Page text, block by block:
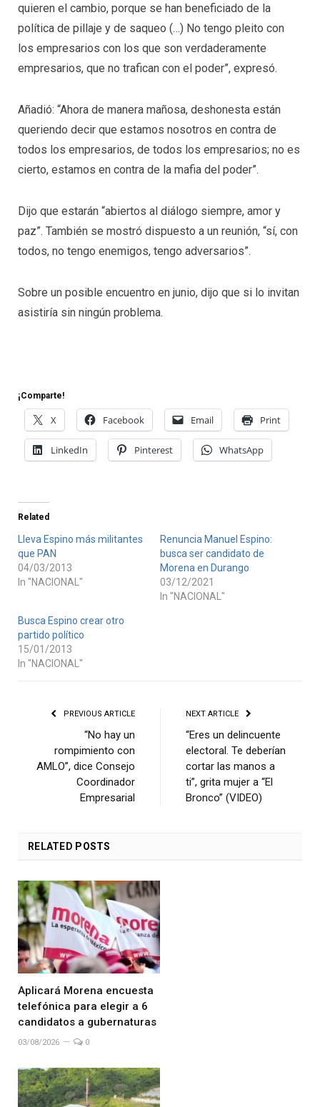
quieren el cambio, porque se han beneficiado de la
política de pillaje y de saqueo (…) No tengo pleito con
los empresarios con los que son verdaderamente
empresarios, que no trafican con el poder”, expresó.
Añadió: “Ahora de manera mañosa, deshonesta están
queriendo decir que estamos nosotros en contra de
todos los empresarios, de todos los empresarios; no es
cierto, estamos en contra de la mafia del poder”.
Dijo que estarán “abiertos al diálogo siempre, amor y
paz”. También se mostró dispuesto a un reunión, “sí, con
todos, no tengo enemigos, tengo adversarios”.
Sobre un posible encuentro en junio, dijo que si lo invitan
asistiría sin ningún problema.
¡Comparte!
X Facebook Email Print
LinkedIn Pinterest WhatsApp
Related
Lleva Espino más militantes
que PAN
04/03/2013
In "NACIONAL"
Renuncia Manuel Espino:
busca ser candidato de
Morena en Durango
03/12/2021
In "NACIONAL"
Busca Espino crear otro
partido político
15/01/2013
In "NACIONAL"
PREVIOUS ARTICLE
“No hay un
rompimiento con
AMLO”, dice Consejo
Coordinador
Empresarial
NEXT ARTICLE
“Eres un delincuente
electoral. Te deberían
cortar las manos a
ti”, grita mujer a “El
Bronco” (VIDEO)
RELATED POSTS
Aplicará Morena encuesta
telefónica para elegir a 6
candidatos a gubernaturas
03/08/2026 0